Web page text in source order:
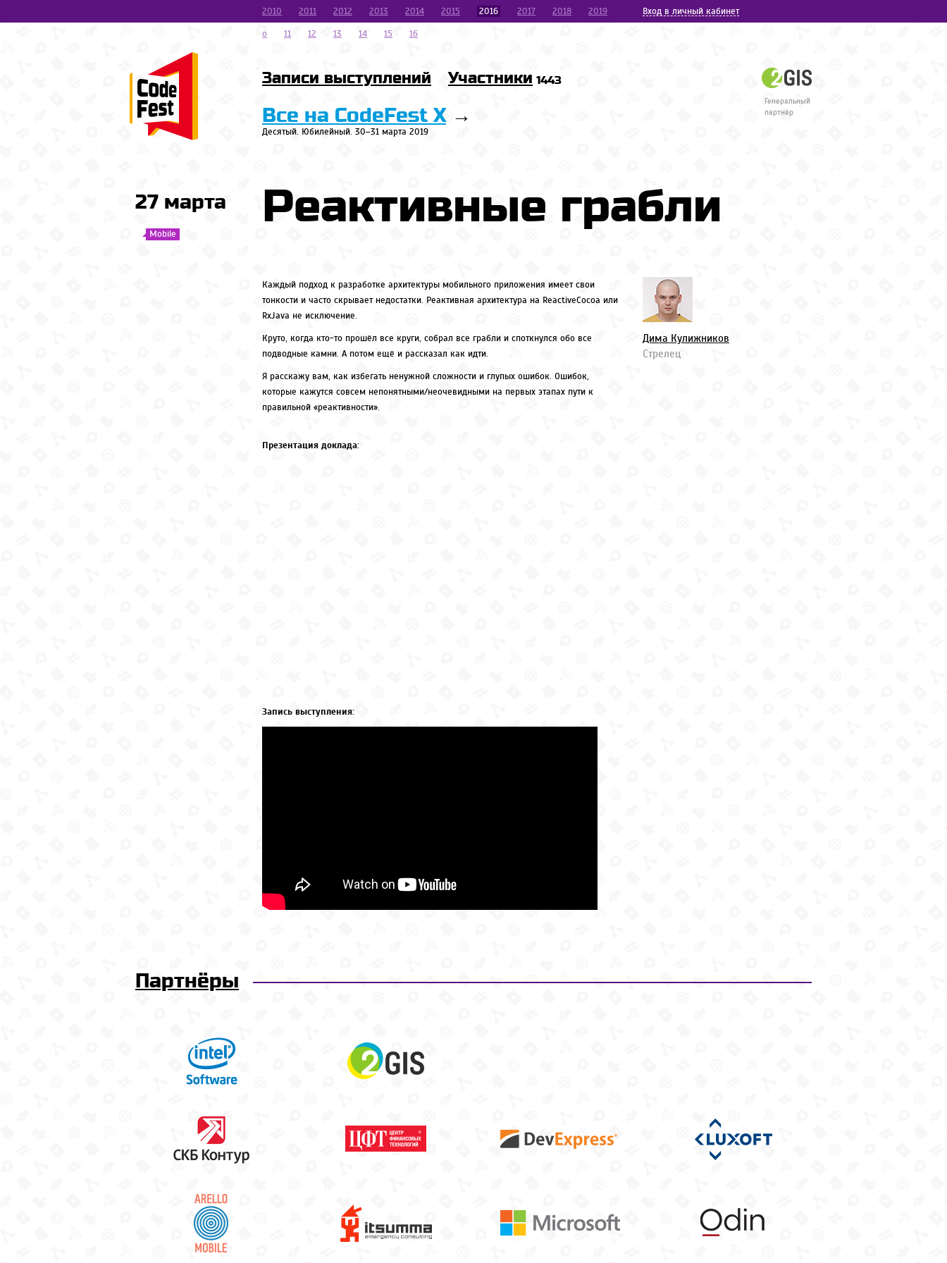
Вход в личный кабинет
2010 2011 2012 2013 2014 2015 2016 2017 2018
2019
o
11 12 13 14 15 16
Генеральный
партнёр
Записи выступлений Участники 1443
Все на CodeFest X→
Десятый. Юбилейный. 30–31 марта 2019
27 марта
Mobile Реактивные грабли
Дима Кулижников
Стрелец
Каждый подход к разработке архитектуры мобильного приложения имеет свои
тонкости и часто скрывает недостатки. Реактивная архитектура на ReactiveCocoa или
RxJava не исключение.
Круто, когда кто-то прошёл все круги, собрал все грабли и споткнулся обо все
подводные камни. А потом ещё и рассказал как идти.
Я расскажу вам, как избегать ненужной сложности и глупых ошибок. Ошибок,
которые кажутся совсем непонятными/неочевидными на первых этапах пути к
правильной «реактивности».
Презентация доклада:
Запись выступления:
Партнёры